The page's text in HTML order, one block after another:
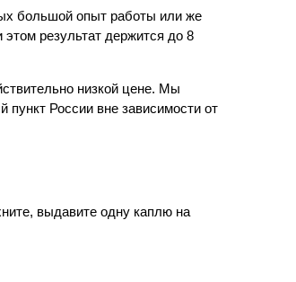
большой опыт работы или же
результат держится до 8
низкой цене. Мы
России вне зависимости от
выдавите одну каплю на